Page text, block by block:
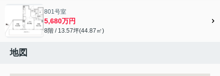
801号室
5,680万円
8階 / 13.57坪(44.87㎡)
地図